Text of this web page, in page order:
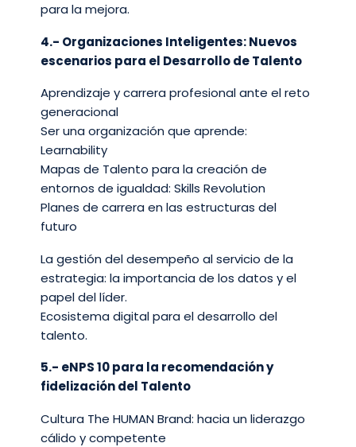
para la mejora.
4.- Organizaciones Inteligentes: Nuevos
escenarios para el Desarrollo de Talento​
Aprendizaje y carrera profesional ante el reto
generacional​
Ser una organización que aprende:
Learnability​
Mapas de Talento para la creación de
entornos de igualdad: Skills Revolution​
Planes de carrera en las estructuras del
futuro ​
La gestión del desempeño al servicio de la
estrategia: la importancia de los datos y el
papel del líder.​
Ecosistema digital para el desarrollo del
talento.
5.- eNPS 10 para la recomendación y
fidelización del Talento​
Cultura The HUMAN Brand: hacia un liderazgo
cálido y competente​